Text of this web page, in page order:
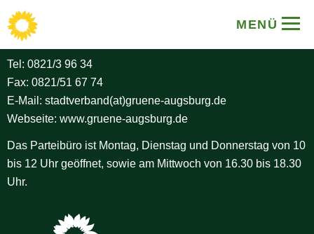
MENÜ
BÜNDNIS 90/DIE GRÜNEN
Stadtverband Augsburg
Tel: 0821/3 96 34
Fax: 0821/51 67 74
E-Mail: stadtverband(at)gruene-augsburg.de
Webseite: www.gruene-augsburg.de
Das Parteibüro ist Montag, Dienstag und Donnerstag von 10
bis 12 Uhr geöffnet, sowie am Mittwoch von 16.30 bis 18.30
Uhr.